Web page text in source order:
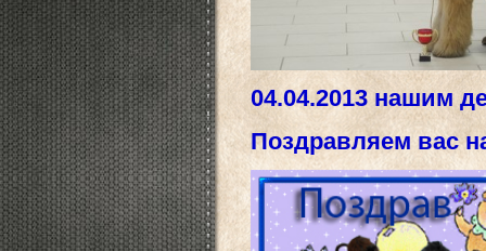
04.04.2013 нашим
Поздравляем вас